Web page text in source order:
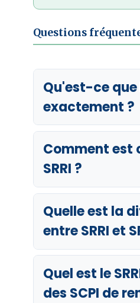
Questions
Qu'est-ce que
exactement ?
Comment est
SRRI ?
Quelle est la
entre SRRI et
Quel est le
des SCPI de